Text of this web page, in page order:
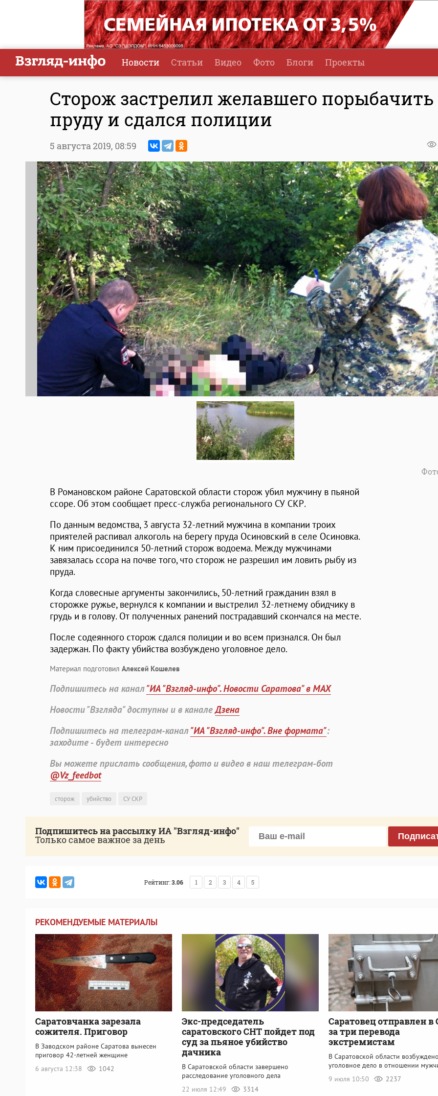
Новости Статьи Видео Фото Блоги Проекты
Сторож застрелил желавшего порыбачить
пруду и сдался полиции
5 августа 2019, 08:59
В Романовском районе Саратовской области сторож убил мужчину в пьяной
ссоре. Об этом сообщает пресс-служба регионального СУ СКР.
По данным ведомства, 3 августа 32-летний мужчина в компании троих
приятелей распивал алкоголь на берегу пруда Осиновский в селе Осиновка.
К ним присоединился 50-летний сторож водоема. Между мужчинами
завязалась ссора на почве того, что сторож не разрешил им ловить рыбу из
пруда.
Когда словесные аргументы закончились, 50-летний гражданин взял в
сторожке ружье, вернулся к компании и выстрелил 32-летнему обидчику в
грудь и в голову. От полученных ранений пострадавший скончался на месте.
После содеянного сторож сдался полиции и во всем признался. Он был
задержан. По факту убийства возбуждено уголовное дело.
Материал подготовил Алексей Кошелев
Подпишитесь на канал"ИА "Взгляд-инфо". Новости Саратова" в MAX
Новости "Взгляда" доступны и в каналеДзена
Подпишитесь на телеграм-канал"ИА "Взгляд-инфо". Вне формата":
заходите - будет интересно
Вы можете прислать сообщения, фото и видео в наш телеграм-бот
@Vz_feedbot
сторож убийство СУ СКР
Подпишитесь на рассылку ИА "Взгляд-инфо"
Только самое важное за день
Рейтинг:3.06 1 2 3 4 5
РЕКОМЕНДУЕМЫЕ МАТЕРИАЛЫ
Саратовчанка зарезала
сожителя. Приговор
В Заводском районе Саратова вынесен
приговор 42-летней женщине
6 августа 12:38
1042
Экс-председатель
саратовского СНТ пойдет под
суд за пьяное убийство
дачника
В Саратовской области завершено
расследование уголовного дела
22 июля 12:49
3314
Саратовец отправлен
за три перевода
экстремистам
В Саратовской области
уголовное дело в отношении
9 июля 10:50
2237